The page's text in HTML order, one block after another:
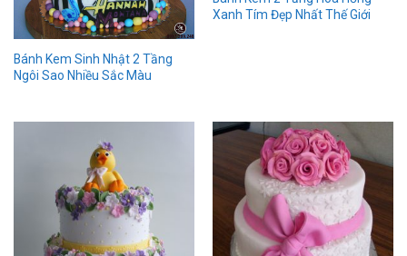
Bánh Kem Sinh Nhật 2 Tầng
Ngôi Sao Nhiều Sắc Màu
Xanh Tím Đẹp Nhất Thế Giới